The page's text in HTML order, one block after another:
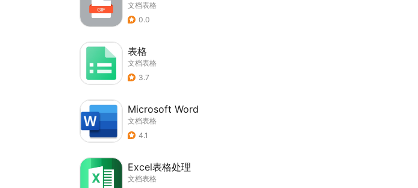
文档表格
0.0
表格
文档表格
3.7
Microsoft Word
文档表格
4.1
Excel表格处理
文档表格